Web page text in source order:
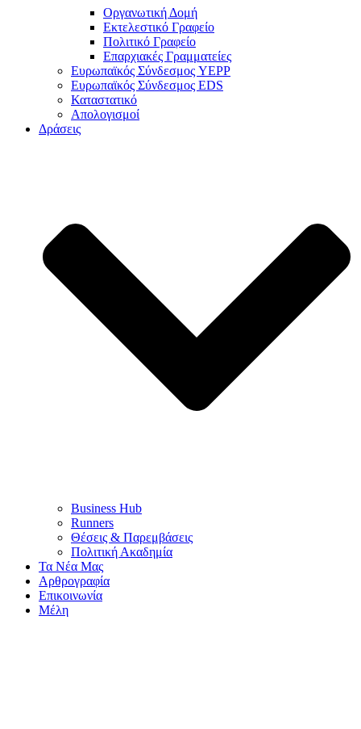
Οργανωτική Δομή
Εκτελεστικό Γραφείο
Πολιτικό Γραφείο
Επαρχιακές Γραμματείες
Ευρωπαϊκός Σύνδεσμος YEPP
Ευρωπαϊκός Σύνδεσμος EDS
Καταστατικό
Απολογισμοί
Δράσεις
Business Hub
Runners
Θέσεις & Παρεμβάσεις
Πολιτική Ακαδημία
Τα Νέα Μας
Αρθρογραφία
Επικοινωνία
Μέλη